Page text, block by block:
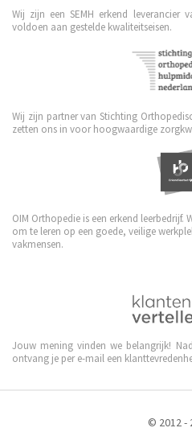
Wij zijn een SEMH erkend leverancier
voldoen aan gestelde kwaliteitseisen.
Wij zijn partner van Stichting
zetten ons in voor hoogwaardige
OIM Orthopedie is een erkend leerbedrijf.
om te leren op een goede, veilige
vakmensen.
Jouw mening vinden we belangrijk!
ontvang je per e-mail een
© 2012 -